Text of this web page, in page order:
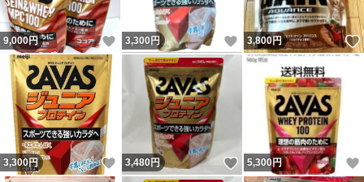
9,000円 いいね！
3,300 円 いいね！
3,800円
3,300円 いいね！
3,480円 いいね！
5,300円